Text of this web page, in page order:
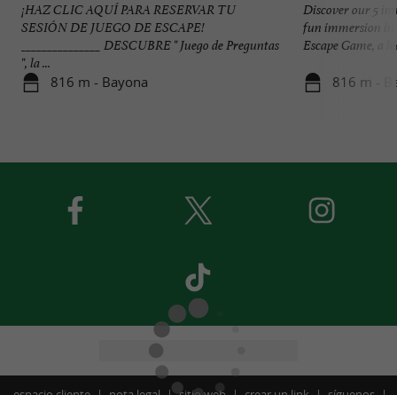
¡HAZ CLIC AQUÍ PARA RESERVAR TU
SESIÓN DE JUEGO DE ESCAPE!
_______________ DESCUBRE " Juego de Preguntas
", la ...
816 m - Bayona
Discover our 5
fun immersion in
Escape Game, a
816 m -